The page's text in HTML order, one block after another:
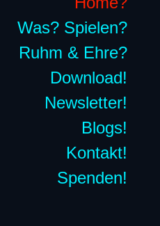
Was? Spielen?
Ruhm & Ehre?
Download!
Newsletter!
Blogs!
Kontakt!
Spenden!